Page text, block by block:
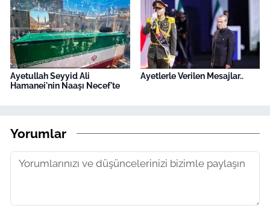
Ayetullah Seyyid Ali
Hamanei'nin Naaşı Necef'te
Ayetlerle Verilen Mesajlar..
Yorumlar